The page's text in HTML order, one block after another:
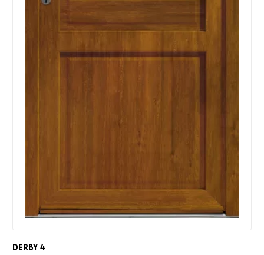
Derby 4